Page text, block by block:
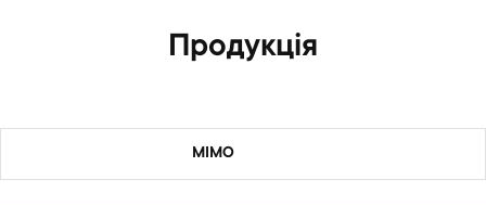
Продукція
MIMO